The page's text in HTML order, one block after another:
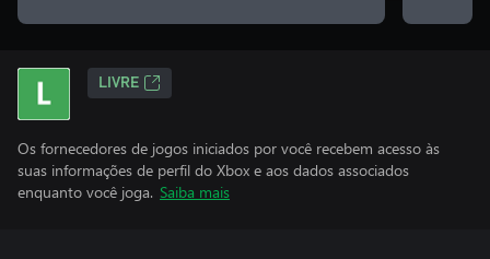
LIVRE
Os fornecedores de jogos iniciados por você recebem acesso às
suas informações de perfil do Xbox e aos dados associados
enquanto você joga. Saiba mais